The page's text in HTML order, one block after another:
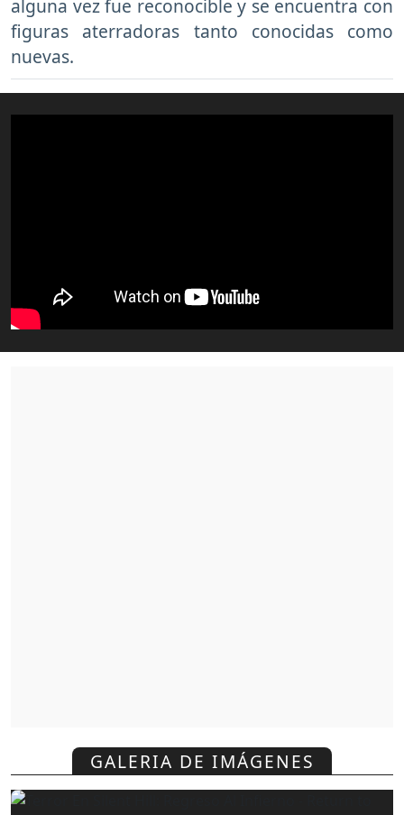
alguna vez fue reconocible y se encuentra con
figuras aterradoras tanto conocidas como
nuevas.
GALERIA DE IMÁGENES